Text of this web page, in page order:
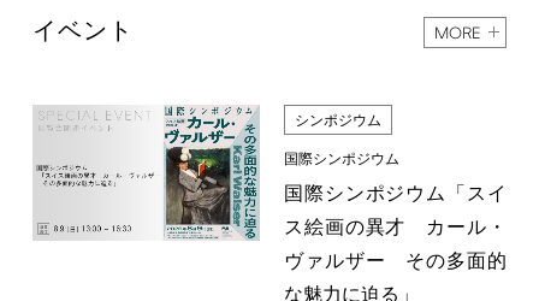
イベント MORE
シンポジウム
国際シンポジウム
国際シンポジウム「スイ
ス絵画の異才 カール・
ヴァルザー その多面的
な魅力に迫る」